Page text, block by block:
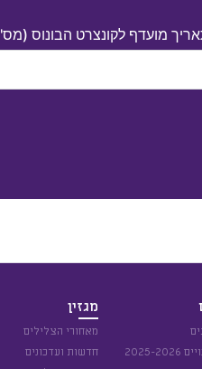
מועדף לקונצרט הבונוס (מס' 11)
2026
מגזין
מאחורי הצלילים
חדשות ועדכונים